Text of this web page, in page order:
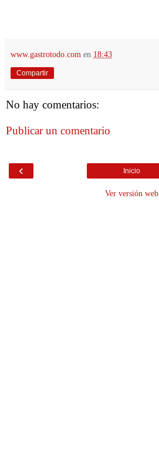
www.gastrotodo.com en 18:43
Compartir
No hay comentarios:
Publicar un comentario
‹ Inicio
Ver versión web